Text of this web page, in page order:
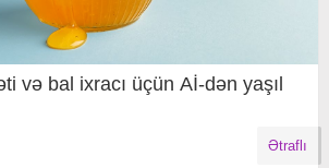
və bal ixracı üçün Aİ-dən yaşıl
Ətraflı